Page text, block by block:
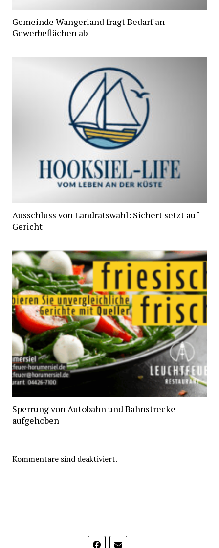
Gemeinde Wangerland fragt Bedarf an
Gewerbeflächen ab
Ausschluss von Landratswahl: Sichert setzt auf
Gericht
Sperrung von Autobahn und Bahnstrecke
aufgehoben
Kommentare sind deaktiviert.